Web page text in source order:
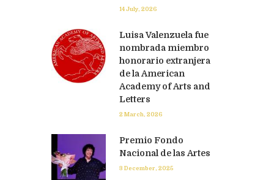
14 July, 2026
Luisa Valenzuela fue
nombrada miembro
honorario extranjera
de la American
Academy of Arts and
Letters
2 March, 2026
Premio Fondo
Nacional de las Artes
3 December, 2025